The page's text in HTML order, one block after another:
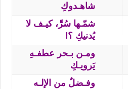
شاهـدوكِ
شمّـها سُرَّ، كيـف لا
يُدنيكِ ؟!
ومـن بـحر عطفـهِ
يَرويـكِ
وفـضلٌ من الإلـه